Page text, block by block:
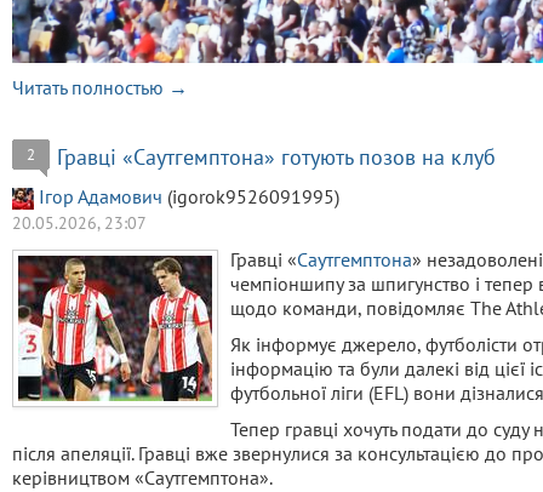
Читать полностью →
2 Гравці «Саутгемптона» готують позов на клуб
Ігор Адамович (igorok9526091995)
20.05.2026, 23:07
Гравці «Саутгемптона»
чемпіоншипу за шпигунство і
щодо команди, повідомляє The
Як інформує джерело, футболісти
інформацію та були далекі від цієї
футбольної ліги (EFL) вони
Тепер гравці хочуть подати до
після апеляції. Гравці вже звернулися за консультацією до
керівництвом «Саутгемптона».